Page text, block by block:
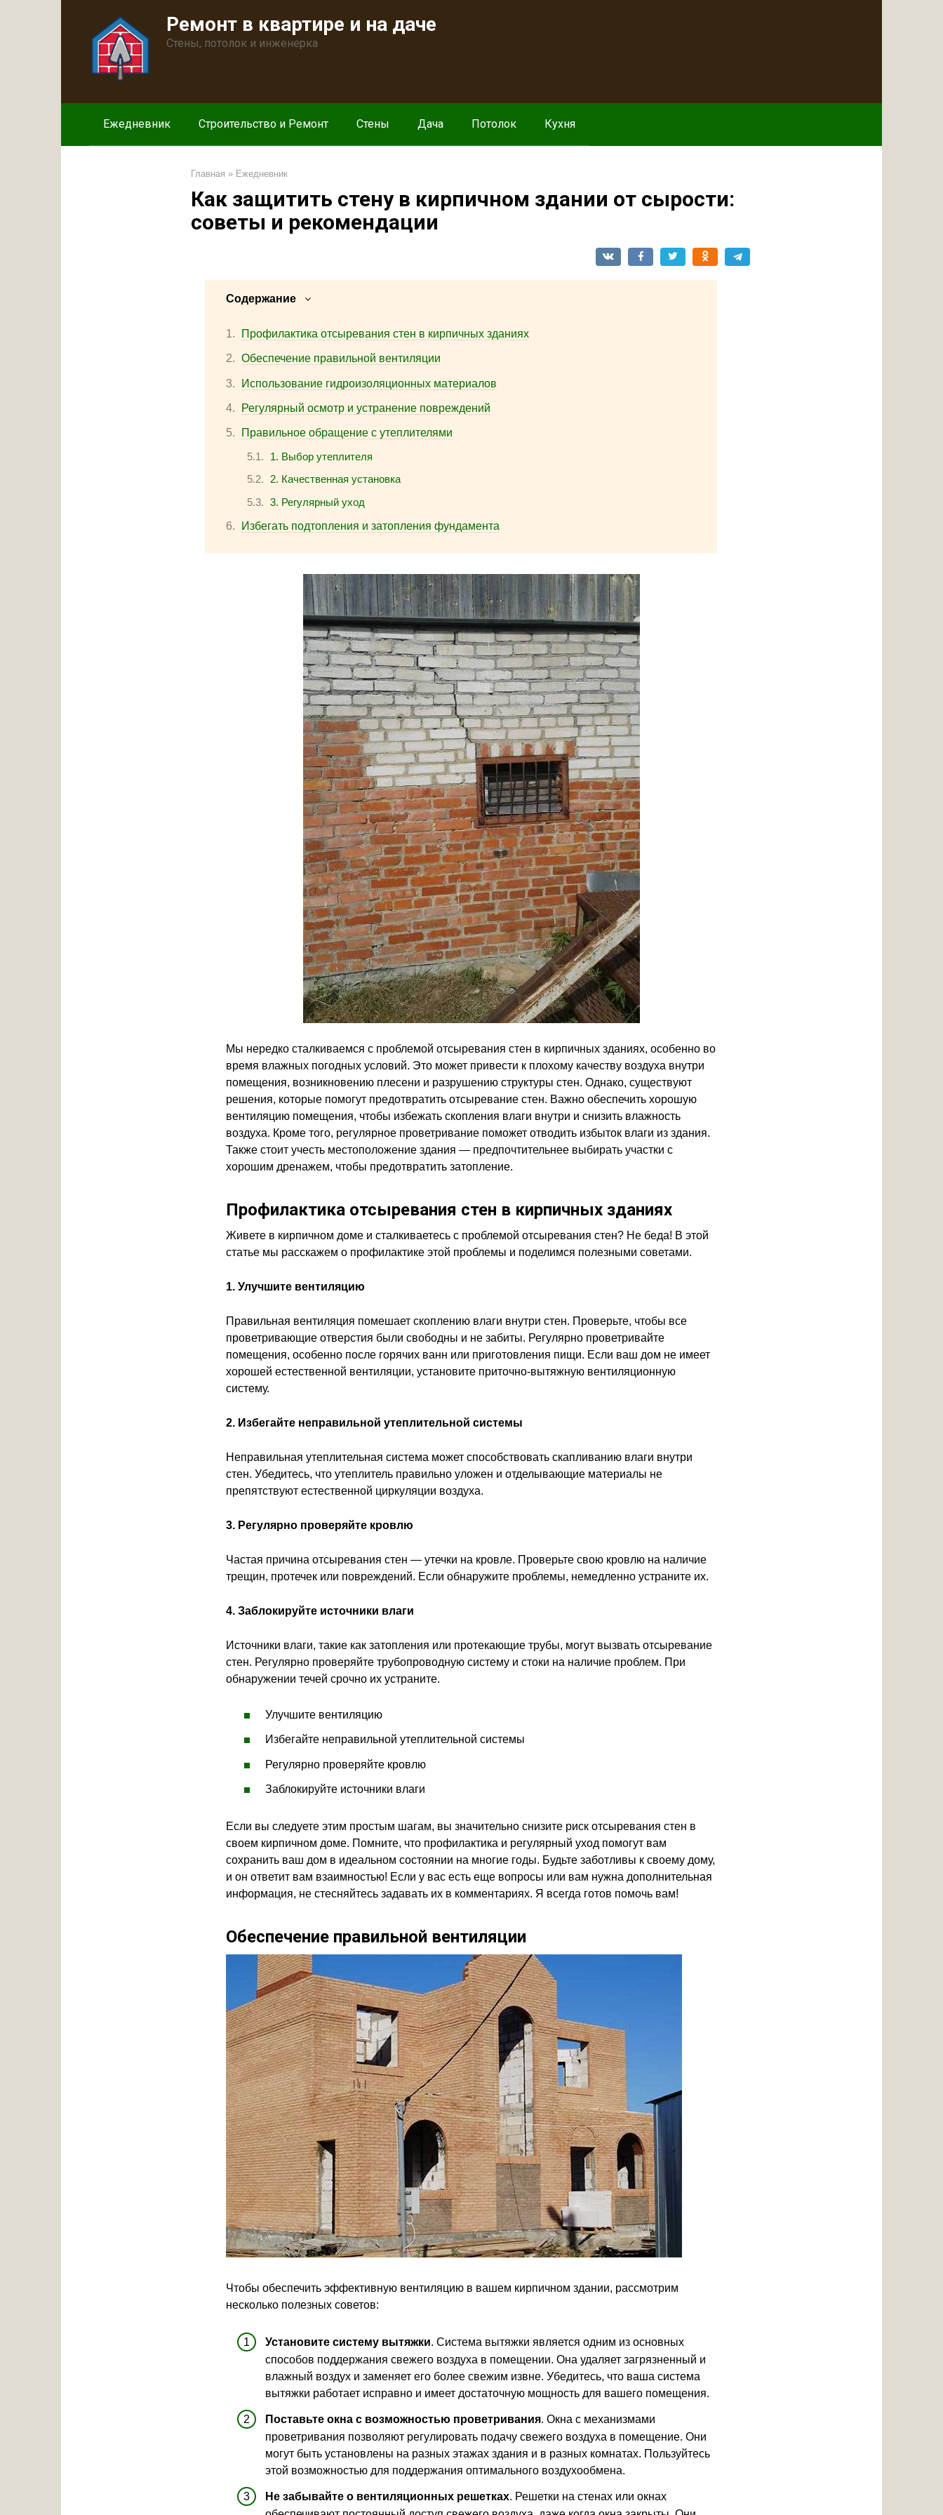
Ремонт в квартире и на даче
Стены, потолок и инженерка
Ежедневник Строительство и Ремонт Стены Дача Потолок Кухня
Главная » Ежедневник
Как защитить стену в кирпичном здании от сырости:
советы и рекомендации
Содержание
Профилактика отсыревания стен в кирпичных зданиях
Обеспечение правильной вентиляции
Использование гидроизоляционных материалов
Регулярный осмотр и устранение повреждений
Правильное обращение с утеплителями
1. Выбор утеплителя
2. Качественная установка
3. Регулярный уход
Избегать подтопления и затопления фундамента
Мы нередко сталкиваемся с проблемой отсыревания стен в кирпичных зданиях, особенно во
время влажных погодных условий. Это может привести к плохому качеству воздуха внутри
помещения, возникновению плесени и разрушению структуры стен. Однако, существуют
решения, которые помогут предотвратить отсыревание стен. Важно обеспечить хорошую
вентиляцию помещения, чтобы избежать скопления влаги внутри и снизить влажность
воздуха. Кроме того, регулярное проветривание поможет отводить избыток влаги из здания.
Также стоит учесть местоположение здания — предпочтительнее выбирать участки с
хорошим дренажем, чтобы предотвратить затопление.
Профилактика отсыревания стен в кирпичных зданиях
Живете в кирпичном доме и сталкиваетесь с проблемой отсыревания стен? Не беда! В этой
статье мы расскажем о профилактике этой проблемы и поделимся полезными советами.
1. Улучшите вентиляцию
Правильная вентиляция помешает скоплению влаги внутри стен. Проверьте, чтобы все
проветривающие отверстия были свободны и не забиты. Регулярно проветривайте
помещения, особенно после горячих ванн или приготовления пищи. Если ваш дом не имеет
хорошей естественной вентиляции, установите приточно-вытяжную вентиляционную
систему.
2. Избегайте неправильной утеплительной системы
Неправильная утеплительная система может способствовать скапливанию влаги внутри
стен. Убедитесь, что утеплитель правильно уложен и отделывающие материалы не
препятствуют естественной циркуляции воздуха.
3. Регулярно проверяйте кровлю
Частая причина отсыревания стен — утечки на кровле. Проверьте свою кровлю на наличие
трещин, протечек или повреждений. Если обнаружите проблемы, немедленно устраните их.
4. Заблокируйте источники влаги
Источники влаги, такие как затопления или протекающие трубы, могут вызвать отсыревание
стен. Регулярно проверяйте трубопроводную систему и стоки на наличие проблем. При
обнаружении течей срочно их устраните.
Улучшите вентиляцию
Избегайте неправильной утеплительной системы
Регулярно проверяйте кровлю
Заблокируйте источники влаги
Если вы следуете этим простым шагам, вы значительно снизите риск отсыревания стен в
своем кирпичном доме. Помните, что профилактика и регулярный уход помогут вам
сохранить ваш дом в идеальном состоянии на многие годы. Будьте заботливы к своему дому,
и он ответит вам взаимностью! Если у вас есть еще вопросы или вам нужна дополнительная
информация, не стесняйтесь задавать их в комментариях. Я всегда готов помочь вам!
Обеспечение правильной вентиляции
Чтобы обеспечить эффективную вентиляцию в вашем кирпичном здании, рассмотрим
несколько полезных советов:
Установите систему вытяжки. Система вытяжки является одним из основных
способов поддержания свежего воздуха в помещении. Она удаляет загрязненный и
влажный воздух и заменяет его более свежим извне. Убедитесь, что ваша система
вытяжки работает исправно и имеет достаточную мощность для вашего помещения.
Поставьте окна с возможностью проветривания. Окна с механизмами
проветривания позволяют регулировать подачу свежего воздуха в помещение. Они
могут быть установлены на разных этажах здания и в разных комнатах. Пользуйтесь
этой возможностью для поддержания оптимального воздухообмена.
Не забывайте о вентиляционных решетках. Решетки на стенах или окнах